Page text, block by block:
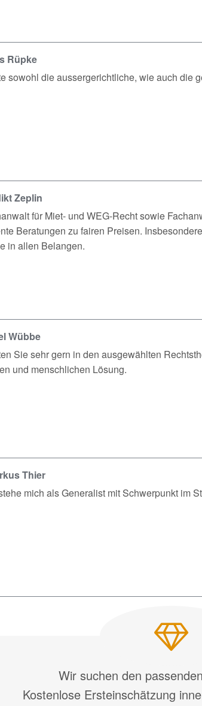
Rüpke
sowohl die aussergerichtliche, wie auch die
Zeplin
für Miet- und WEG-Recht sowie
Beratungen zu fairen Preisen.
in allen Belangen.
Wübbe
Sie sehr gern in den ausgewählten
und menschlichen Lösung.
Thier
mich als Generalist mit Schwerpunkt im
Wir suchen den
Kostenlose Ersteinschätzung